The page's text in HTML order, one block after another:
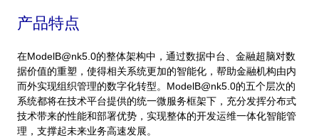
产品特点
在ModelB@nk5.0的整体架构中，通过数据中台、金融超脑对数
据价值的重塑，使得相关系统更加的智能化，帮助金融机构由内
而外实现组织管理的数字化转型。ModelB@nk5.0的五个层次的
系统都将在技术平台提供的统一微服务框架下，充分发挥分布式
技术带来的性能和部署优势，实现整体的开发运维一体化智能管
理，支撑起未来业务高速发展。